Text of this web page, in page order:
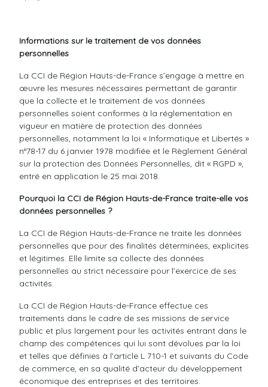
Informations sur le traitement de vos données
personnelles
La CCI de Région Hauts-de-France s’engage à mettre en
œuvre les mesures nécessaires permettant de garantir
que la collecte et le traitement de vos données
personnelles soient conformes à la réglementation en
vigueur en matière de protection des données
personnelles, notamment la loi « Informatique et Libertés »
n°78-17 du 6 janvier 1978 modifiée et le Règlement Général
sur la protection des Données Personnelles, dit « RGPD »,
entré en application le 25 mai 2018.
Pourquoi la CCI de Région Hauts-de-France traite-elle vos
données personnelles ?
La CCI de Région Hauts-de-France ne traite les données
personnelles que pour des finalités déterminées, explicites
et légitimes. Elle limite sa collecte des données
personnelles au strict nécessaire pour l’exercice de ses
activités.
La CCI de Région Hauts-de-France effectue ces
traitements dans le cadre de ses missions de service
public et plus largement pour les activités entrant dans le
champ des compétences qui lui sont dévolues par la loi
et telles que définies à l’article L 710-1 et suivants du Code
de commerce, en sa qualité d’acteur du développement
économique des entreprises et des territoires.